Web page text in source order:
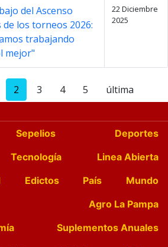
del Ascenso
los torneos 2026:
trabajando
mejor"
22 Diciembre
2025
2 3 4 5 última
Sepelios
Deportes
Tecnología
Linea Abierta
Edictos País
Mundo
Agro La Pampa
Suplementos Anuales